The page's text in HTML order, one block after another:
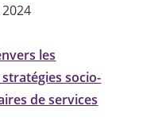
les
socio-
de services